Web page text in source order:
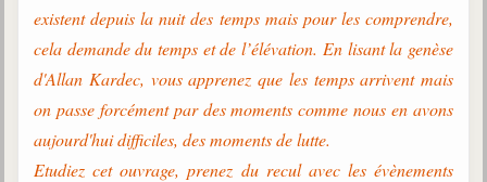
existent depuis la nuit des temps mais pour les comprendre,
cela demande du temps et de l’élévation. En lisant la genèse
d'Allan Kardec, vous apprenez que les temps arrivent mais
on passe forcément par des moments comme nous en avons
aujourd'hui difficiles, des moments de lutte.
Etudiez cet ouvrage, prenez du recul avec les évènements